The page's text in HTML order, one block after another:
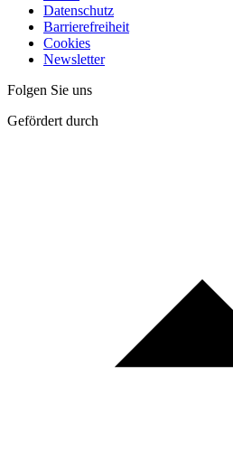
Datenschutz
Barrierefreiheit
Cookies
Newsletter
Folgen Sie uns
Gefördert durch